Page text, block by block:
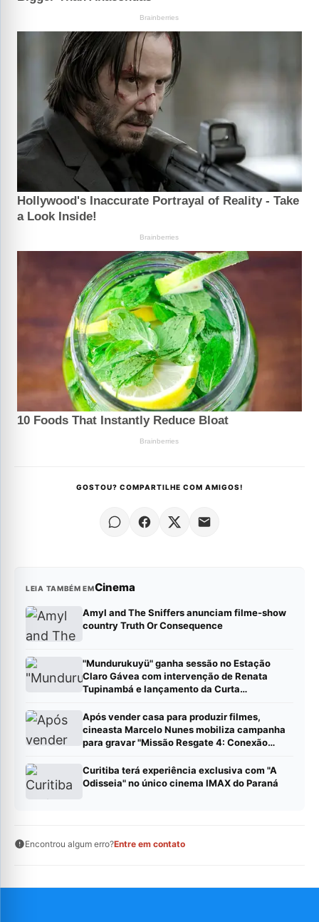
GOSTOU? COMPARTILHE COM AMIGOS!
LEIA TAMBÉM EMCinema
Amyl and The Sniffers anunciam filme-show
country Truth Or Consequence
"Mundurukuyü" ganha sessão no Estação
Claro Gávea com intervenção de Renata
Tupinambá e lançamento da Curta
Após vender casa para produzir filmes,
cineasta Marcelo Nunes mobiliza campanha
para gravar "Missão Resgate 4: Conexão
Curitiba terá experiência exclusiva com "A
Odisseia" no único cinema IMAX do Paraná
Encontrou algum erro?Entre em contato